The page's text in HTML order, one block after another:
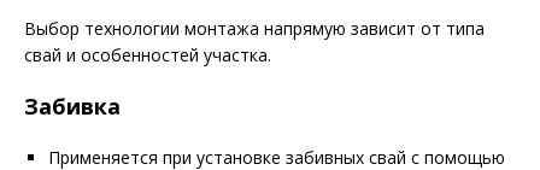
Выбор технологии монтажа напрямую зависит от типа
свай и особенностей участка.
Забивка
Применяется при установке забивных свай с помощью